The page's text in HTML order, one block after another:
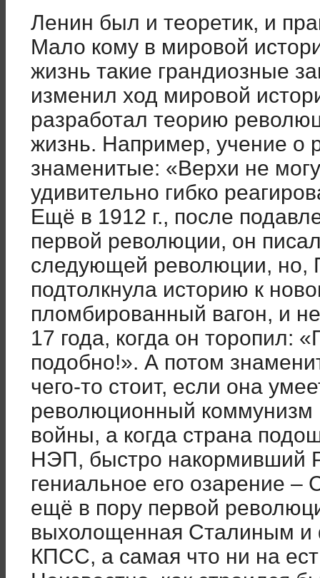
Ленин был и теоретик, и
Мало кому в мировой
жизнь такие грандиозные
изменил ход мировой
разработал теорию
жизнь. Например, учение о
знаменитые: «Верхи не
удивительно гибко
Ещё в 1912 г., после
первой революции, он
следующей революции, но,
подтолкнула историю к
пломбированный вагон, и
17 года, когда он торопил:
подобно!». А потом
чего-то стоит, если она
революционный коммунизм
войны, а когда страна
НЭП, быстро накормивший
гениальное его озарение
ещё в пору первой
выхолощенная Сталиным и
КПСС, а самая что ни на